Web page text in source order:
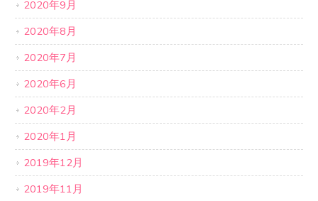
2020年9月
2020年8月
2020年7月
2020年6月
2020年2月
2020年1月
2019年12月
2019年11月